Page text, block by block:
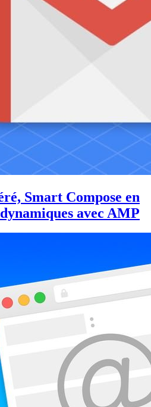
Smart Compose en
avec AMP